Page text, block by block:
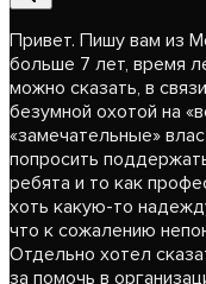
Привет. Пишу вам из
больше 7 лет, время
можно сказать, в
безумной охотой на
«замечательные»
попросить
ребята и то как
хоть какую-то
что к сожалению
Отдельно хотел
за помочь в